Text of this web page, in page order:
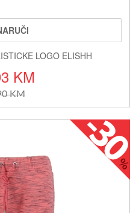
LOGO ELISHH
KM
KM